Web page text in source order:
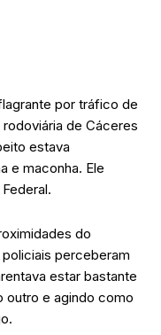
por tráfico de
de Cáceres
estava
e maconha. Ele
do
perceberam
estar bastante
outro e agindo como